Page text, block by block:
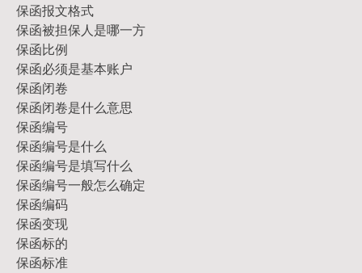
保函报文格式
保函被担保人是哪一方
保函比例
保函必须是基本账户
保函闭卷
保函闭卷是什么意思
保函编号
保函编号是什么
保函编号是填写什么
保函编号一般怎么确定
保函编码
保函变现
保函标的
保函标准